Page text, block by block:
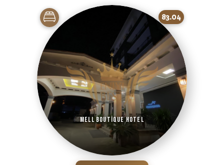
83.04
Mell Boutique Hotel